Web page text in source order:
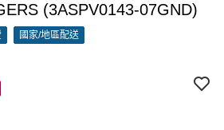
(3ASPV0143-07GND)
國家/地區配送